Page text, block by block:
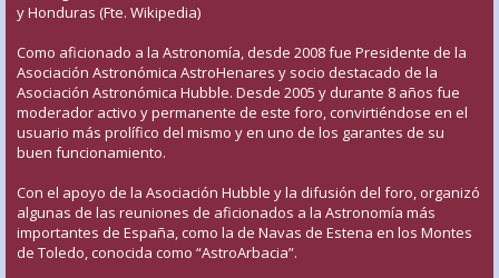
y Honduras (Fte. Wikipedia)
Como aficionado a la Astronomía, desde 2008 fue Presidente de la
Asociación Astronómica AstroHenares y socio destacado de la
Asociación Astronómica Hubble. Desde 2005 y durante 8 años fue
moderador activo y permanente de este foro, convirtiéndose en el
usuario más prolífico del mismo y en uno de los garantes de su
buen funcionamiento.
Con el apoyo de la Asociación Hubble y la difusión del foro, organizó
algunas de las reuniones de aficionados a la Astronomía más
importantes de España, como la de Navas de Estena en los Montes
de Toledo, conocida como “AstroArbacia”.